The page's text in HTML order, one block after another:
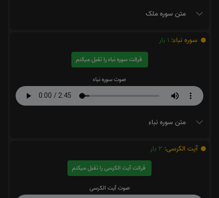
متن سوره ملک
سوره نباء: 1 بار
قرائت سوره نباء را تقبل میکنم
صوت سوره نباء
متن سوره نباء
آیت الکرسی: 2 بار
قرائت آیت الکرسی را تقبل میکنم
صوت آیت الکرسی